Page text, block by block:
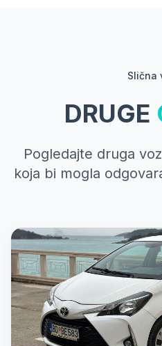
Slična
DRUGE
Pogledajte druga
koja bi mogla